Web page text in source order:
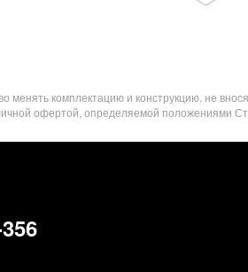
менять комплектацию и конструкцию, не
офертой, определяемой положениями